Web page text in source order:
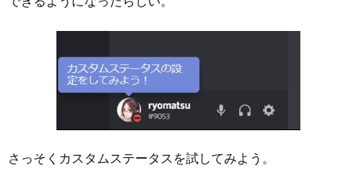
さっそくカスタムステータスを試してみよう。